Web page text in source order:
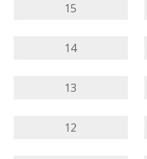
15
14
13
12